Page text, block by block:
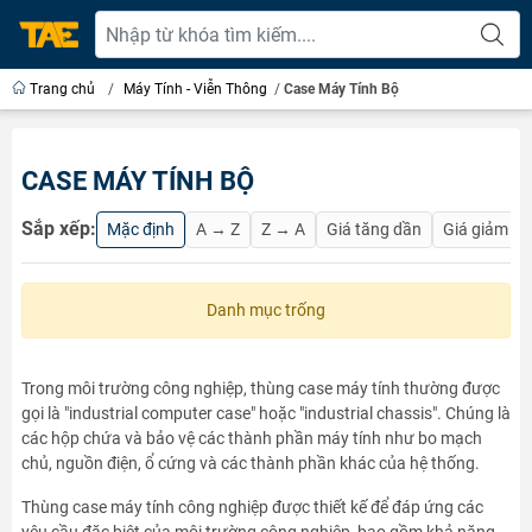
Trang chủ / Máy Tính - Viễn Thông / Case Máy Tính Bộ
CASE MÁY TÍNH BỘ
Sắp xếp: Mặc định A → Z Z → A Giá tăng dần Giá giảm
Danh mục trống
Trong môi trường công nghiệp, thùng case máy tính thường được
gọi là "industrial computer case" hoặc "industrial chassis". Chúng là
các hộp chứa và bảo vệ các thành phần máy tính như bo mạch
chủ, nguồn điện, ổ cứng và các thành phần khác của hệ thống.
Thùng case máy tính công nghiệp được thiết kế để đáp ứng các